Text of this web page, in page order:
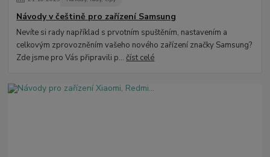
Návody v češtině pro zařízení Samsung
Nevíte si rady například s prvotním spuštěním, nastavením a
celkovým zprovozněním vašeho nového zařízení značky Samsung?
Zde jsme pro Vás připravili p...číst celé